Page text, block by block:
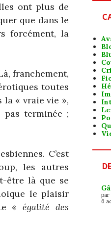
ont plus de
que dans le
forcément, la
franchement,
toutes
la « vraie vie »,
pas terminée ;
C’est
les autres
être là que se
le plaisir
«égalité des
par
6